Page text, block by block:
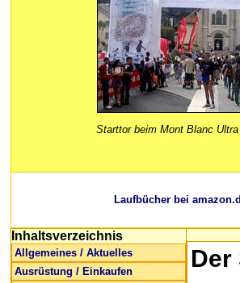
Starttor beim Mont Blanc
Laufbücher bei
Inhaltsverzeichnis
Allgemeines / Aktuelles
Ausrüstung / Einkaufen
Der